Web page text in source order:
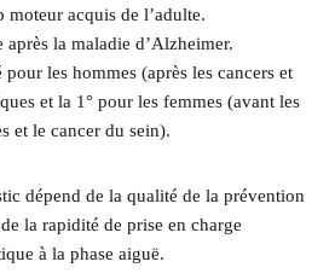
moteur acquis de l’adulte.
après la maladie d’Alzheimer.
les hommes (après les cancers et
et la 1° pour les femmes (avant les
et le cancer du sein).
dépend de la qualité de la prévention
la rapidité de prise en charge
à la phase aiguë.